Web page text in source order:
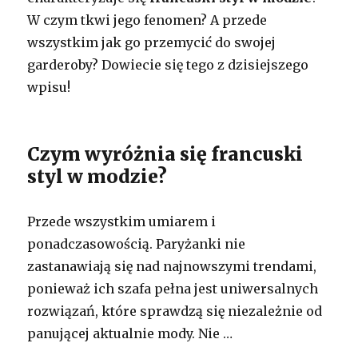
W czym tkwi jego fenomen? A przede
wszystkim jak go przemycić do swojej
garderoby? Dowiecie się tego z dzisiejszego
wpisu!
Czym wyróżnia się francuski
styl w modzie?
Przede wszystkim umiarem i
ponadczasowością. Paryżanki nie
zastanawiają się nad najnowszymi trendami,
ponieważ ich szafa pełna jest uniwersalnych
rozwiązań, które sprawdzą się niezależnie od
panującej aktualnie mody. Nie …